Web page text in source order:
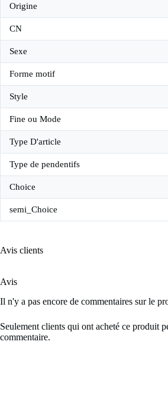
Origine
CN
Sexe
Forme motif
Style
Fine ou Mode
Type D'article
Type de pendentifs
Choice
semi_Choice
Avis clients
Avis
Il n'y a pas encore de commentaires sur le
Seulement clients qui ont acheté ce produit
commentaire.